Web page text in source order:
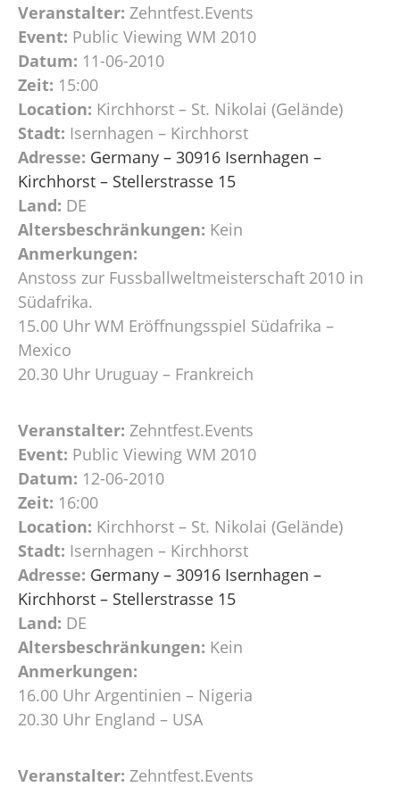
Veranstalter: Zehntfest.Events
Event: Public Viewing WM 2010
Datum: 11-06-2010
Zeit: 15:00
Location: Kirchhorst – St. Nikolai (Gelände)
Stadt: Isernhagen – Kirchhorst
Adresse: Germany – 30916 Isernhagen –
Kirchhorst – Stellerstrasse 15
Land: DE
Altersbeschränkungen: Kein
Anmerkungen:
Anstoss zur Fussballweltmeisterschaft 2010 in
Südafrika.
15.00 Uhr WM Eröffnungsspiel Südafrika –
Mexico
20.30 Uhr Uruguay – Frankreich
Veranstalter: Zehntfest.Events
Event: Public Viewing WM 2010
Datum: 12-06-2010
Zeit: 16:00
Location: Kirchhorst – St. Nikolai (Gelände)
Stadt: Isernhagen – Kirchhorst
Adresse: Germany – 30916 Isernhagen –
Kirchhorst – Stellerstrasse 15
Land: DE
Altersbeschränkungen: Kein
Anmerkungen:
16.00 Uhr Argentinien – Nigeria
20.30 Uhr England – USA
Veranstalter: Zehntfest.Events